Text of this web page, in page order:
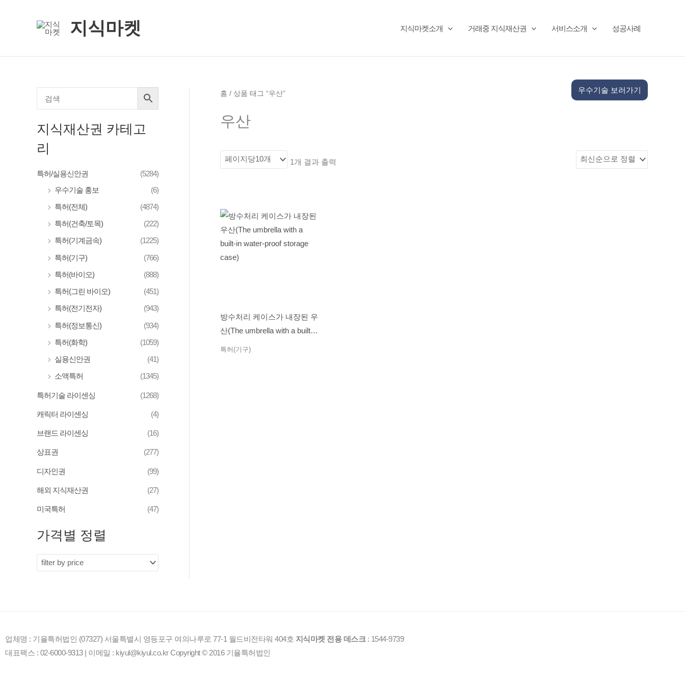
지식마켓 지식마켓소개 거래중 지식재산권 서비스소개 성공사례
지식재산권 카테고
리
특허/실용신안권
(5284)
우수기술 홍보
(6)
특허(전체)
(4874)
특허(건축/토목)
(222)
특허(기계금속)
(1225)
특허(기구)
(766)
특허(바이오)
(888)
특허(그린 바이오)
(451)
특허(전기전자)
(943)
특허(정보통신)
(934)
특허(화학)
(1059)
실용신안권
(41)
소액특허
(1345)
특허기술 라이센싱 (1268)
캐릭터 라이센싱 (4)
브랜드 라이센싱 (16)
상표권 (277)
디자인권 (99)
해외 지식재산권 (27)
미국특허 (47)
가격별 정렬
홈 / 상품 태그 “우산” 우수기술 보러가기
우산
1개 결과 출력
방수처리 케이스가 내장된 우
산(The umbrella with a built-in
특허(기구)
업체명 : 기율특허법인 (07327) 서울특별시 영등포구 여의나루로 77-1 월드비전타워 404호 지식마켓 전용 데스크 : 1544-9739
대표팩스 : 02-6000-9313 | 이메일 : kiyul@kiyul.co.kr Copyright © 2016 기율특허법인